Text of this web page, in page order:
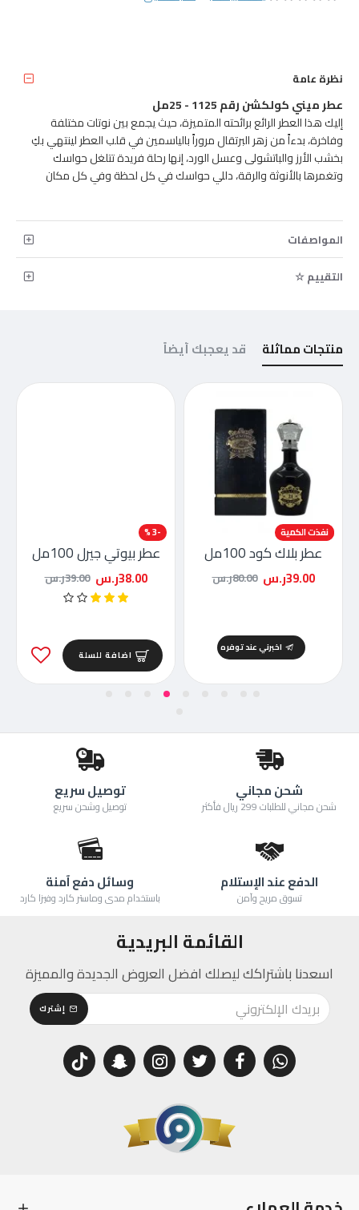
نظرة عامة
عطر ميني كولكشن رقم 1125 - 25مل
إليك هذا العطر الرائع برائحته المتميزة، حيث يجمع بين نوتات مختلفة
وفاخرة، بدءاً من زهر البرتقال مروراً بالياسمين في قلب العطر لينتهي بكِ
بخشب الأرز والباتشولى وعسل الورد، إنها رحلة فريدة تتلغل حواسك
وتغمرها بالأنوثة والرقة، دللي حواسك في كل لحظة وفي كل مكان
المواصفات
التقييم ☆
منتجات مماثلة قد يعجبك أيضاً
-51 %
نفذت الكمية
عطر بلاك كود 100مل
39.00ر.س 80.00ر.س
اخبرني عند توفره
-3 %
عطر بيوتي جيرل 100مل
38.00ر.س 39.00ر.س
اضافة للسلة
شحن مجاني
شحن مجاني للطلبات 299 ريال فأكثر
توصيل سريع
توصيل وشحن سريع
الدفع عند الإستلام
تسوق مريح وآمن
وسائل دفع آمنة
باستخدام مدى وماستر كارد وفيزا كارد
القائمة البريدية
اسعدنا باشتراكك ليصلك افضل العروض الجديدة والمميزة
إشترك